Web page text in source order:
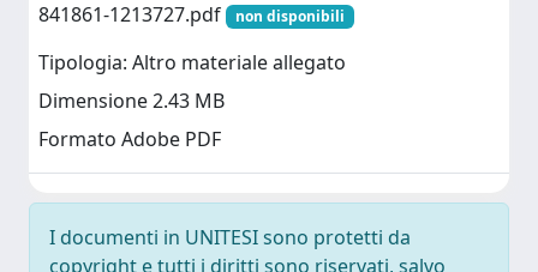
841861-1213727.pdf
non disponibili
Tipologia: Altro materiale allegato
Dimensione 2.43 MB
Formato Adobe PDF
I documenti in UNITESI sono protetti da
copyright e tutti i diritti sono riservati, salvo